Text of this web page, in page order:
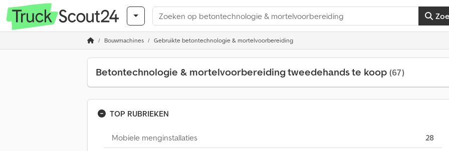
Bouwmachines Gebruikte betontechnologie & mortelvoorbereiding
Betontechnologie & mortelvoorbereiding tweedehands te koop (67)
TOP RUBRIEKEN
Mobiele menginstallaties 28